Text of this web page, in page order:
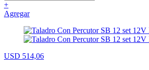
+
Agregar
USD 514,06